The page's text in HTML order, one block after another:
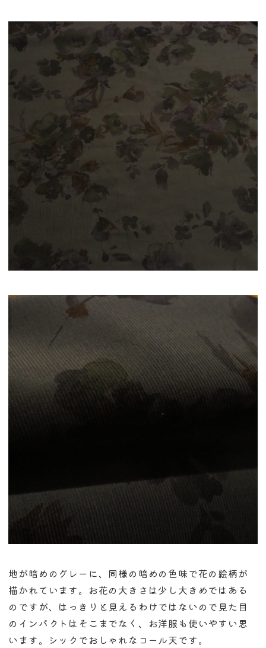
地が暗めのグレーに、同様の暗めの色味で花の絵柄が
描かれています。お花の大きさは少し大きめではある
のですが、はっきりと見えるわけではないので見た目
のインパクトはそこまでなく、お洋服も使いやすい思
います。シックでおしゃれなコール天です。